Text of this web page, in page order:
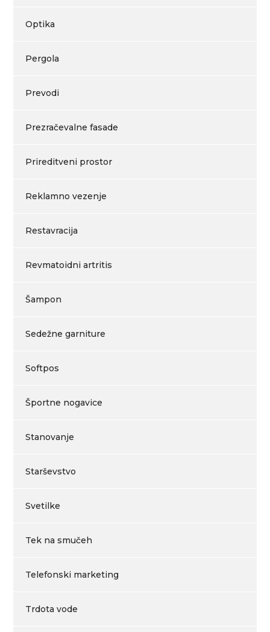
Optika
Pergola
Prevodi
Prezračevalne fasade
Prireditveni prostor
Reklamno vezenje
Restavracija
Revmatoidni artritis
Šampon
Sedežne garniture
Softpos
Športne nogavice
Stanovanje
Starševstvo
Svetilke
Tek na smučeh
Telefonski marketing
Trdota vode